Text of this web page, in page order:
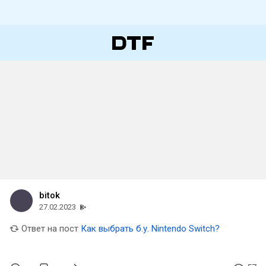
bitok
27.02.2023
Ответ на пост Как выбрать б.у. Nintendo Switch?